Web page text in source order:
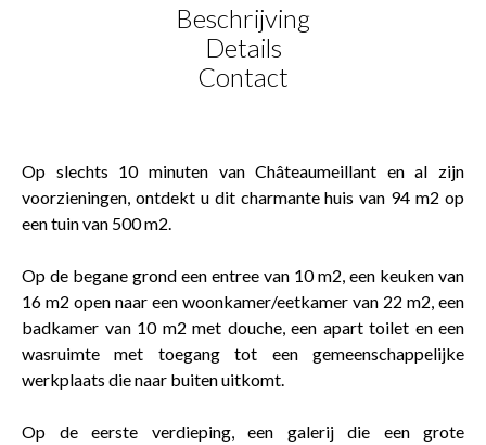
Beschrijving
Details
Contact
Op slechts 10 minuten van Châteaumeillant en al zijn
voorzieningen, ontdekt u dit charmante huis van 94 m2 op
een tuin van 500 m2.
Op de begane grond een entree van 10 m2, een keuken van
16 m2 open naar een woonkamer/eetkamer van 22 m2, een
badkamer van 10 m2 met douche, een apart toilet en een
wasruimte met toegang tot een gemeenschappelijke
werkplaats die naar buiten uitkomt.
Op de eerste verdieping, een galerij die een grote